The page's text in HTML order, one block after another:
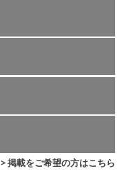
> 掲載をご希望の方はこちら